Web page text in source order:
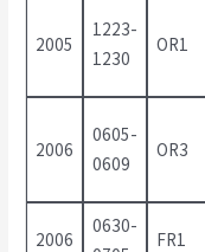
2005
1223-
1230
OR1
2006
0605-
0609
OR3
2006
0630-
FR1